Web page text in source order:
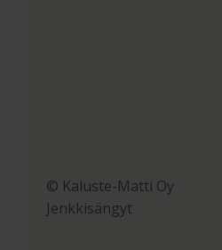
© Kaluste-Matti Oy
Jenkkisängyt